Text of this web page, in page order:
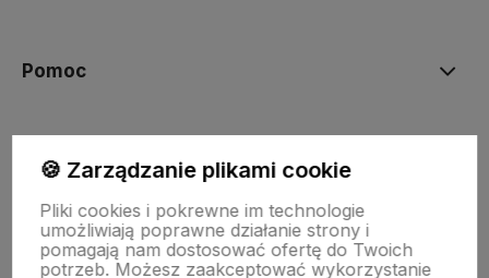
Pomoc
Płatności i dostawa
🍪 Zarządzanie plikami cookie
Pliki cookies i pokrewne im technologie
umożliwiają poprawne działanie strony i
pomagają nam dostosować ofertę do Twoich
potrzeb. Możesz zaakceptować wykorzystanie